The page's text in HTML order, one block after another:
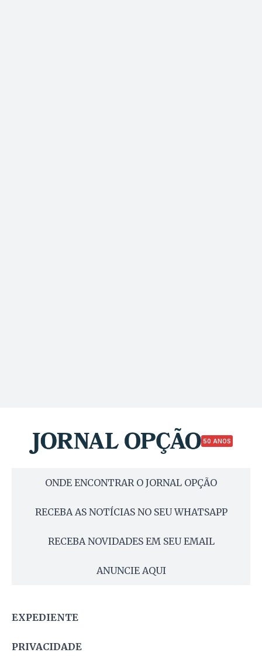
50 ANOS
ONDE ENCONTRAR O JORNAL OPÇÃO
RECEBA AS NOTÍCIAS NO SEU WHATSAPP
RECEBA NOVIDADES EM SEU EMAIL
ANUNCIE AQUI
EXPEDIENTE
PRIVACIDADE